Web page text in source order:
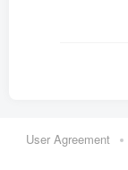
User Agreement